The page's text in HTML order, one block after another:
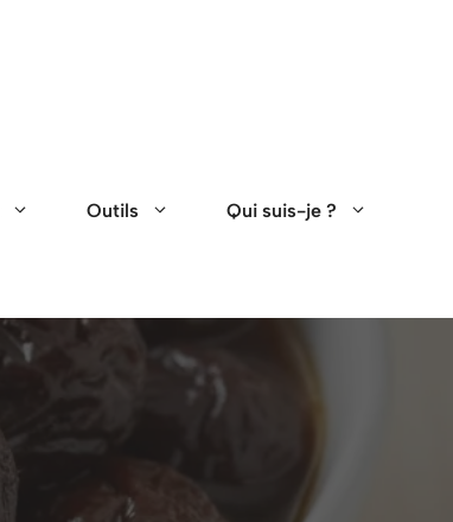
Outils Qui suis-je ?